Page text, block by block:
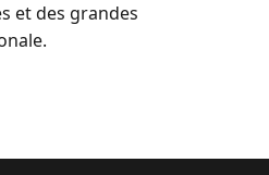
et des grandes